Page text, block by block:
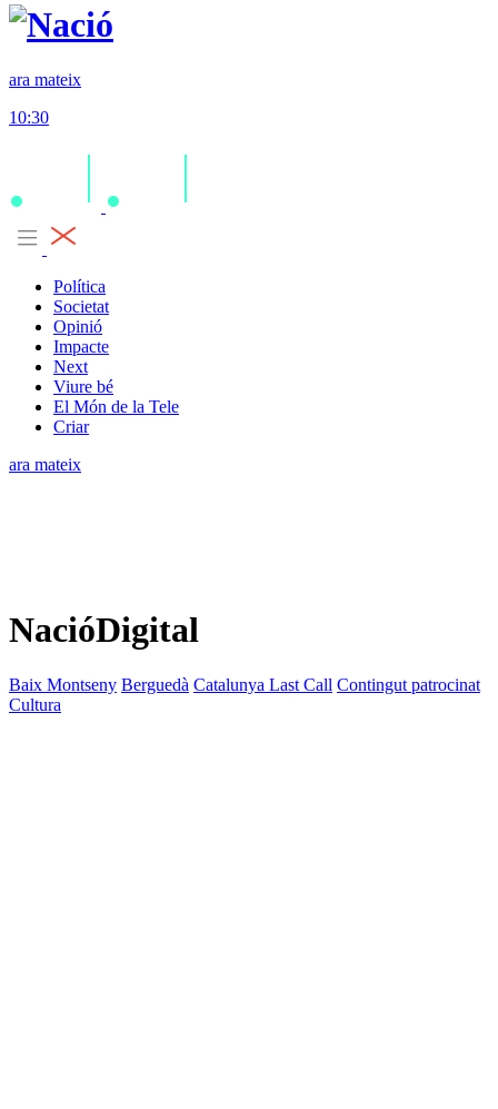
ara mateix
10:30
Política
Societat
Opinió
Impacte
Next
Viure bé
El Món de la Tele
Criar
ara mateix
NacióDigital
Baix Montseny Berguedà Catalunya Last Call Contingut patrocinat
Cultura